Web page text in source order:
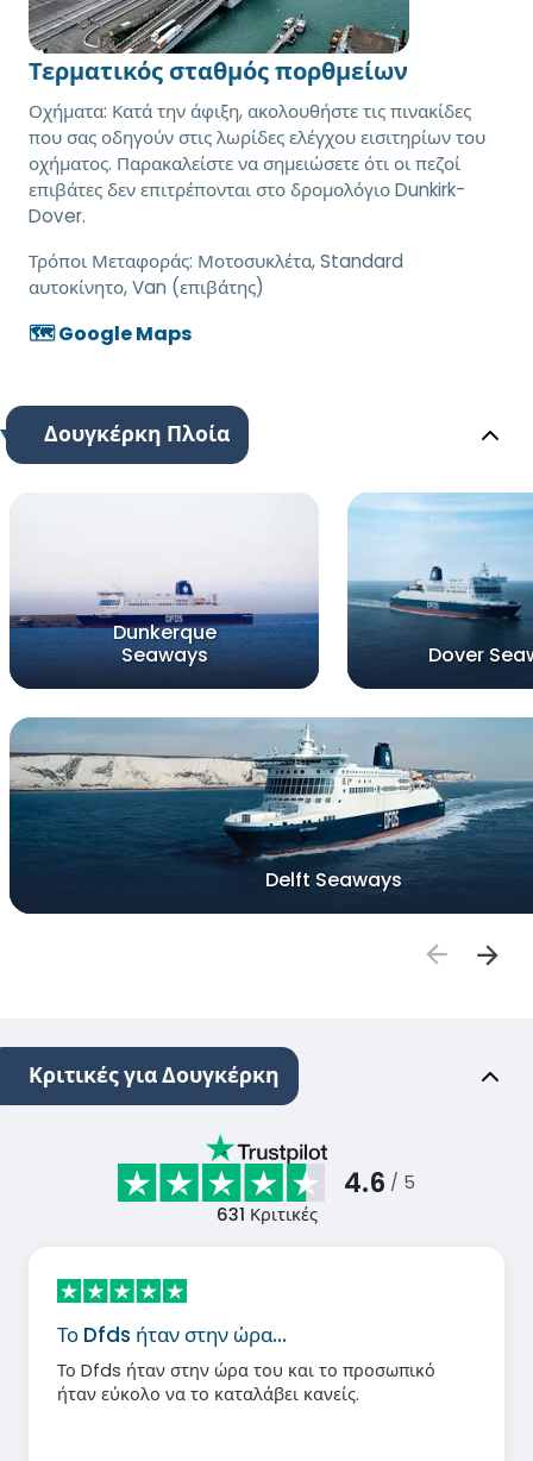
Τερματικός σταθμός πορθμείων
Οχήματα: Κατά την άφιξη, ακολουθήστε τις πινακίδες
που σας οδηγούν στις λωρίδες ελέγχου εισιτηρίων του
οχήματος. Παρακαλείστε να σημειώσετε ότι οι πεζοί
επιβάτες δεν επιτρέπονται στο δρομολόγιο Dunkirk-
Dover.
Τρόποι Μεταφοράς: Μοτοσυκλέτα, Standard
αυτοκίνητο, Van (επιβάτης)
🗺️ Google Maps
Δουγκέρκη Πλοία
Dunkerque
Seaways
Dover
Delft Seaways
Κριτικές για Δουγκέρκη
4.6 / 5
631 Κριτικές
Το Dfds ήταν στην ώρα…
Το Dfds ήταν στην ώρα του και το προσωπικό
ήταν εύκολο να το καταλάβει κανείς.